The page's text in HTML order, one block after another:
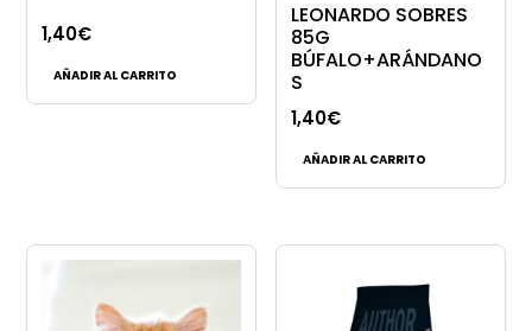
1,40€
AÑADIR AL CARRITO
LEONARDO SOBRES
85G
BÚFALO+ARÁNDANO
S
1,40€
AÑADIR AL CARRITO